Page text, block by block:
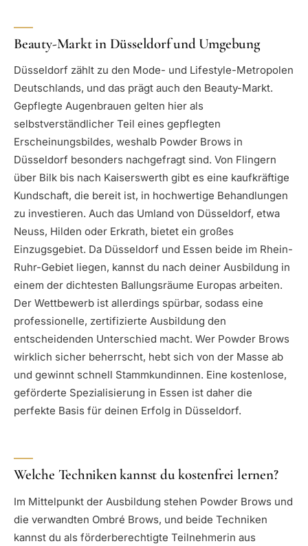
Beauty-Markt in Düsseldorf und Umgebung
Düsseldorf zählt zu den Mode- und Lifestyle-Metropolen
Deutschlands, und das prägt auch den Beauty-Markt.
Gepflegte Augenbrauen gelten hier als
selbstverständlicher Teil eines gepflegten
Erscheinungsbildes, weshalb Powder Brows in
Düsseldorf besonders nachgefragt sind. Von Flingern
über Bilk bis nach Kaiserswerth gibt es eine kaufkräftige
Kundschaft, die bereit ist, in hochwertige Behandlungen
zu investieren. Auch das Umland von Düsseldorf, etwa
Neuss, Hilden oder Erkrath, bietet ein großes
Einzugsgebiet. Da Düsseldorf und Essen beide im Rhein-
Ruhr-Gebiet liegen, kannst du nach deiner Ausbildung in
einem der dichtesten Ballungsräume Europas arbeiten.
Der Wettbewerb ist allerdings spürbar, sodass eine
professionelle, zertifizierte Ausbildung den
entscheidenden Unterschied macht. Wer Powder Brows
wirklich sicher beherrscht, hebt sich von der Masse ab
und gewinnt schnell Stammkundinnen. Eine kostenlose,
geförderte Spezialisierung in Essen ist daher die
perfekte Basis für deinen Erfolg in Düsseldorf.
Welche Techniken kannst du kostenfrei lernen?
Im Mittelpunkt der Ausbildung stehen Powder Brows und
die verwandten Ombré Brows, und beide Techniken
kannst du als förderberechtigte Teilnehmerin aus